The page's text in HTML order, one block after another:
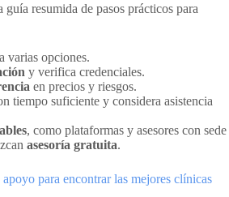
guía resumida de pasos prácticos para
varias opciones.
y verifica credenciales.
en precios y riesgos.
tiempo suficiente y considera asistencia
, como plataformas y asesores con sede
asesoría gratuita.
para encontrar las mejores clínicas